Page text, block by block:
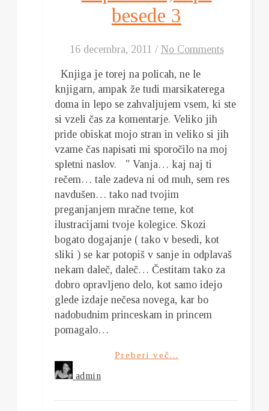
besede 3
16 decembra, 2011 / No Comments
Knjiga je torej na policah, ne le
knjigarn, ampak že tudi marsikaterega
doma in lepo se zahvaljujem vsem, ki ste
si vzeli čas za komentarje. Veliko jih
pride obiskat mojo stran in veliko si jih
vzame čas napisati mi sporočilo na moj
spletni naslov. " Vanja… kaj naj ti
rečem… tale zadeva ni od muh, sem res
navdušen… tako nad tvojim
preganjanjem mračne teme, kot
ilustracijami tvoje kolegice. Skozi
bogato dogajanje ( tako v besedi, kot
sliki ) se kar potopiš v sanje in odplavaš
nekam daleč, daleč… Čestitam tako za
dobro opravljeno delo, kot samo idejo
glede izdaje nečesa novega, kar bo
nadobudnim princeskam in princem
pomagalo…
Preberi več...
admin